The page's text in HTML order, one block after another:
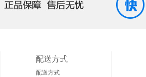
配送方式
配送方式